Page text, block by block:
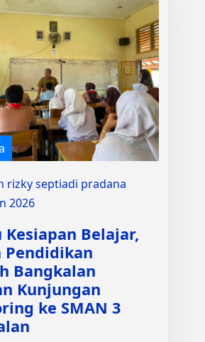
rizky septiadi pradana
2026
Kesiapan Belajar,
Pendidikan
Bangkalan
Kunjungan
ke SMAN 3